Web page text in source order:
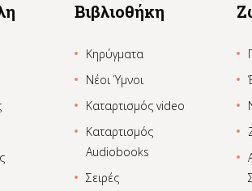
Βιβλιοθήκη
Κηρύγματα
Νέοι Ύμνοι
Καταρτισμός video
Καταρτισμός
Audiobooks
Σειρές